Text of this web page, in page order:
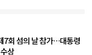
7회 섬의 날 참가…대통령
상